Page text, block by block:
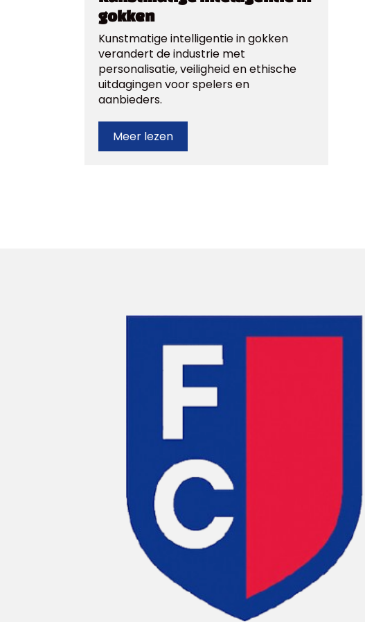
gokken
Kunstmatige intelligentie in gokken
verandert de industrie met
personalisatie, veiligheid en ethische
uitdagingen voor spelers en
aanbieders.
Meer lezen